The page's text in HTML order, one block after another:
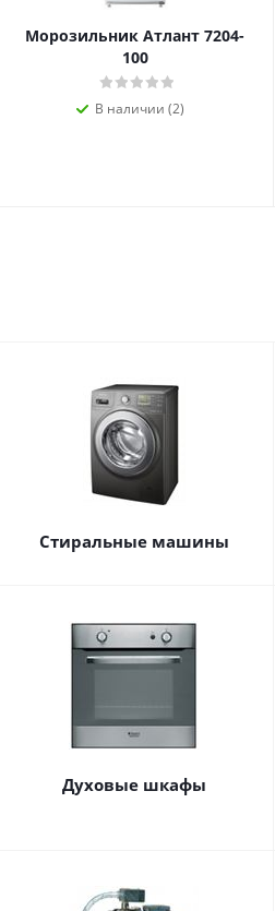
Морозильник Атлант 7204-
100
В наличии (2)
Стиральные машины
Духовые шкафы